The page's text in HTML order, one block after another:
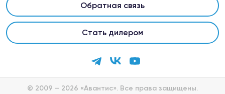
Обратная связь
Стать дилером
© 2009 – 2026 «Авантис». Все права защищены.